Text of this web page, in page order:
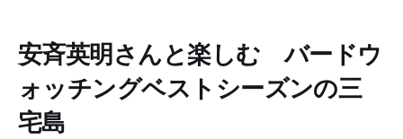
安斉英明さんと楽しむ バードウ
ォッチングベストシーズンの三
宅島